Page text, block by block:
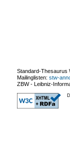
Standard-Thesaurus
Mailinglisten: stw-
ZBW - Leibniz-